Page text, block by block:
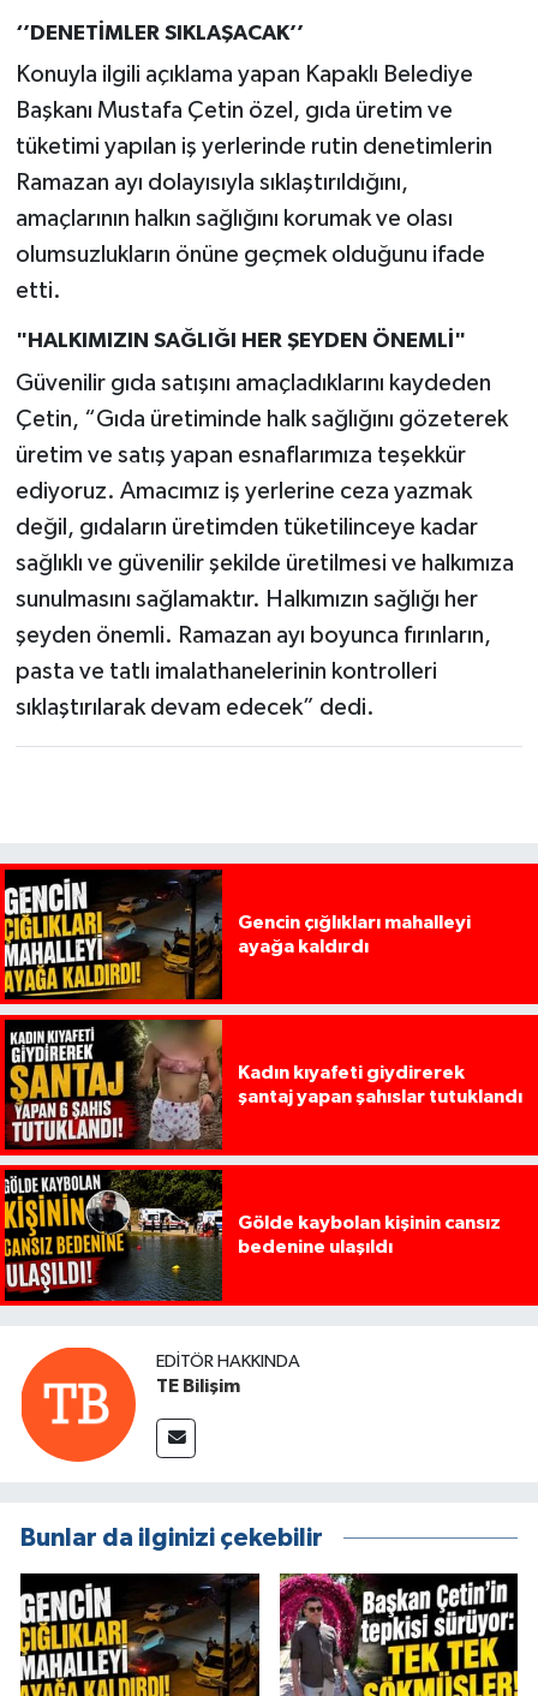
‘’DENETİMLER SIKLAŞACAK’’
Konuyla ilgili açıklama yapan Kapaklı Belediye
Başkanı Mustafa Çetin özel, gıda üretim ve
tüketimi yapılan iş yerlerinde rutin denetimlerin
Ramazan ayı dolayısıyla sıklaştırıldığını,
amaçlarının halkın sağlığını korumak ve olası
olumsuzlukların önüne geçmek olduğunu ifade
etti.
"HALKIMIZIN SAĞLIĞI HER ŞEYDEN ÖNEMLİ"
Güvenilir gıda satışını amaçladıklarını kaydeden
Çetin, “Gıda üretiminde halk sağlığını gözeterek
üretim ve satış yapan esnaflarımıza teşekkür
ediyoruz. Amacımız iş yerlerine ceza yazmak
değil, gıdaların üretimden tüketilinceye kadar
sağlıklı ve güvenilir şekilde üretilmesi ve halkımıza
sunulmasını sağlamaktır. Halkımızın sağlığı her
şeyden önemli. Ramazan ayı boyunca fırınların,
pasta ve tatlı imalathanelerinin kontrolleri
sıklaştırılarak devam edecek” dedi.
Gencin çığlıkları mahalleyi
ayağa kaldırdı
Kadın kıyafeti giydirerek
şantaj yapan şahıslar tutuklandı
Gölde kaybolan kişinin cansız
bedenine ulaşıldı
EDITÖR HAKKINDA
TE Bilişim
Bunlar da ilginizi çekebilir